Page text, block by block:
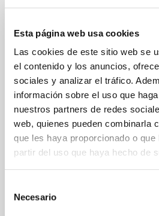
Esta página web usa cookies
Las cookies de este sitio web se
el contenido y los anuncios,
sociales y analizar el tráfico.
información sobre el uso que
nuestros partners de redes
web, quienes pueden combinarla
que les haya proporcionado o que
partir del uso que haya hecho de
Necesario
INGREDIENTES
Agua/Eau (Aqua), Polisorbato 20,
Hidroxietilcelulosa, Butilenglicol, Alcohol
Centaurea Cyanus, Agua de Flor de
EDTA Disódico, Fragancia (Parfum),
Flor de Chamomilla Recutita
MÁS INFORMACIÓN
MODO DE UTILIZACIÓN